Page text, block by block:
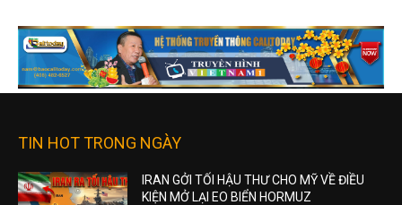
TIN HOT TRONG NGÀY
IRAN GỞI TỐI HẬU THƯ CHO MỸ VỀ ĐIỀU
KIỆN MỞ LẠI EO BIỂN HORMUZ